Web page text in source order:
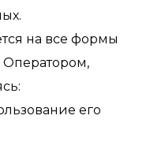
на все формы
Оператором,
его